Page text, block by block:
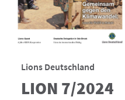
Lions Deutschland
LION 7/2024